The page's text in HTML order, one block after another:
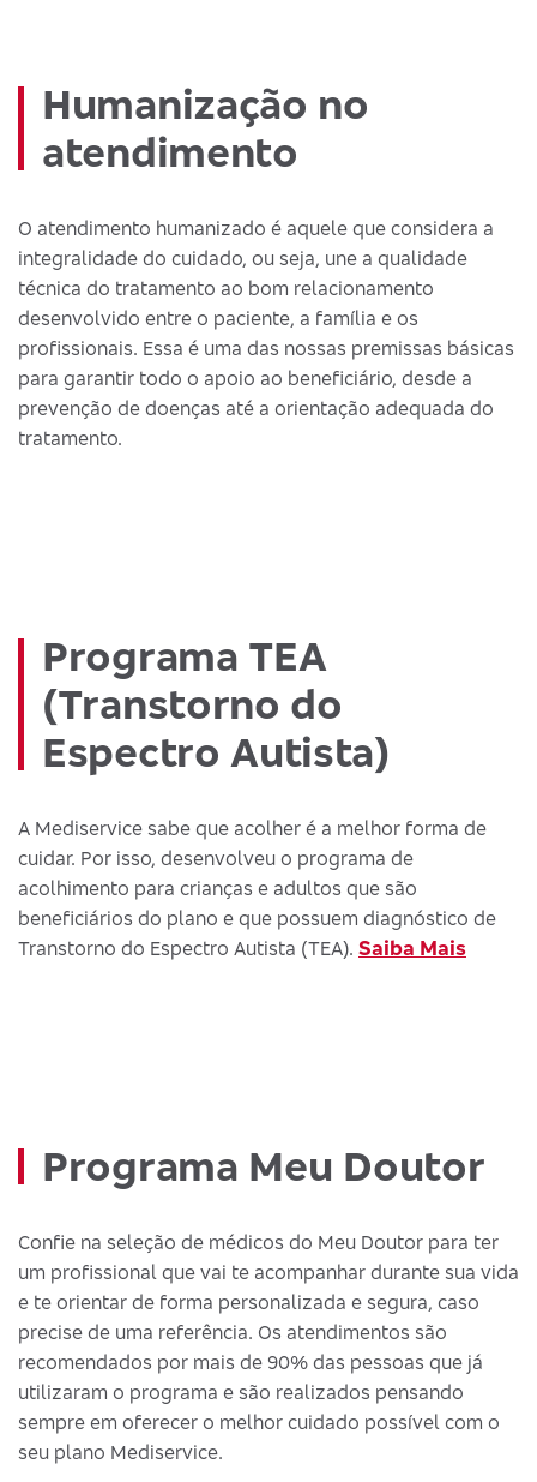
Humanização no
atendimento
O atendimento humanizado é aquele que considera a
integralidade do cuidado, ou seja, une a qualidade
técnica do tratamento ao bom relacionamento
desenvolvido entre o paciente, a família e os
profissionais. Essa é uma das nossas premissas básicas
para garantir todo o apoio ao beneficiário, desde a
prevenção de doenças até a orientação adequada do
tratamento.
Programa TEA
(Transtorno do
Espectro Autista)
A Mediservice sabe que acolher é a melhor forma de
cuidar. Por isso, desenvolveu o programa de
acolhimento para crianças e adultos que são
beneficiários do plano e que possuem diagnóstico de
Transtorno do Espectro Autista (TEA). Saiba Mais
Programa Meu Doutor
Confie na seleção de médicos do Meu Doutor para ter
um profissional que vai te acompanhar durante sua vida
e te orientar de forma personalizada e segura, caso
precise de uma referência. Os atendimentos são
recomendados por mais de 90% das pessoas que já
utilizaram o programa e são realizados pensando
sempre em oferecer o melhor cuidado possível com o
seu plano Mediservice.